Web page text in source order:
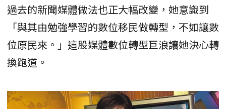
過去的新聞媒體做法也正大幅改變，她意識到
「與其由勉強學習的數位移民做轉型，不如讓數
位原民來。」這股媒體數位轉型巨浪讓她決心轉
換跑道。